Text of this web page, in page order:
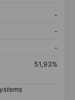
-
-
-
51,93%